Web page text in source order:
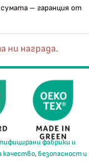
– гаранция от
ни награда.
фабрики и
качество, безопасност и